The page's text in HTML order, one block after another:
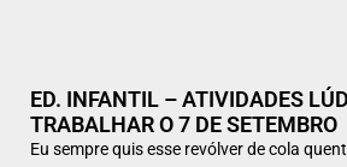
ED. INFANTIL – ATIVIDADES
TRABALHAR O 7 DE SETEMBRO
Eu sempre quis esse revólver de cola